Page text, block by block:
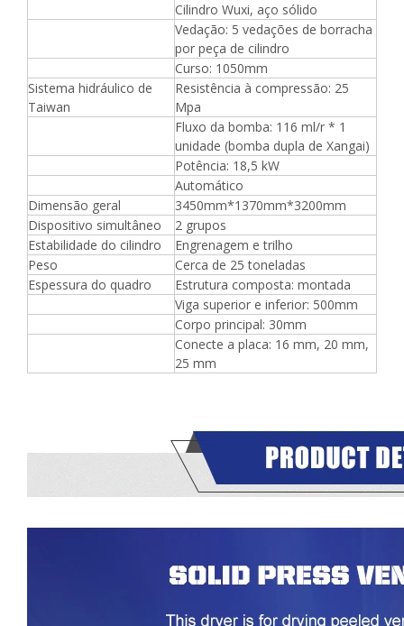
Cilindro Wuxi, aço sólido
Vedação: 5 vedações de borracha
por peça de cilindro
Curso: 1050mm
Sistema hidráulico de
Taiwan
Resistência à compressão: 25
Mpa
Fluxo da bomba: 116 ml/r * 1
unidade (bomba dupla de Xangai)
Potência: 18,5 kW
Automático
Dimensão geral
3450mm*1370mm*3200mm
Dispositivo simultâneo
2 grupos
Estabilidade do cilindro
Engrenagem e trilho
Peso
Cerca de 25 toneladas
Espessura do quadro
Estrutura composta: montada
Viga superior e inferior: 500mm
Corpo principal: 30mm
Conecte a placa: 16 mm, 20 mm,
25 mm